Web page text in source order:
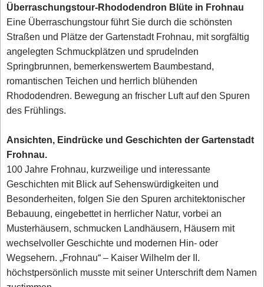
Überraschungstour-Rhododendron Blüte in Frohnau
Eine Überraschungstour führt Sie durch die schönsten
Straßen und Plätze der Gartenstadt Frohnau, mit sorgfältig
angelegten Schmuckplätzen und sprudelnden
Springbrunnen, bemerkenswertem Baumbestand,
romantischen Teichen und herrlich blühenden
Rhododendren. Bewegung an frischer Luft auf den Spuren
des Frühlings.
Ansichten, Eindrücke und Geschichten der Gartenstadt
Frohnau.
100 Jahre Frohnau, kurzweilige und interessante
Geschichten mit Blick auf Sehenswürdigkeiten und
Besonderheiten, folgen Sie den Spuren architektonischer
Bebauung, eingebettet in herrlicher Natur, vorbei an
Musterhäusern, schmucken Landhäusern, Häusern mit
wechselvoller Geschichte und modernen Hin- oder
Wegsehern. „Frohnau“ – Kaiser Wilhelm der II.
höchstpersönlich musste mit seiner Unterschrift dem Namen